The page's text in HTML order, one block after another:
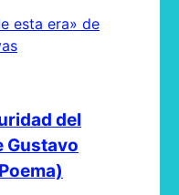
del
Gustavo